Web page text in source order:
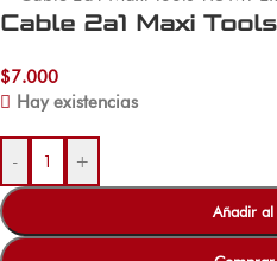
Cable 2a1 Maxi
$7.000
Hay existencias
- +
Añadir